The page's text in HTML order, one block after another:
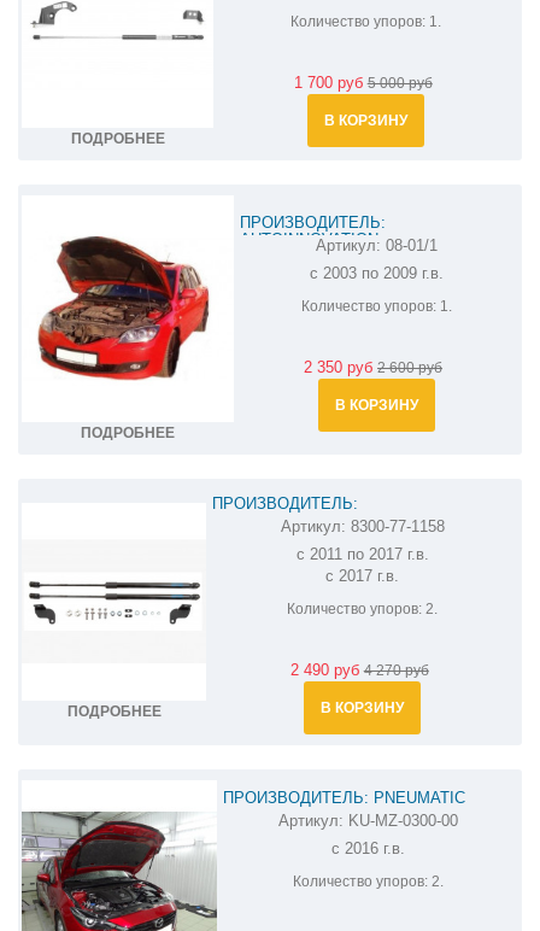
ПОДРОБНЕЕ
Количество упоров: 1.
1 700 руб5 000 руб
В КОРЗИНУ
ПОДРОБНЕЕ
ПРОИЗВОДИТЕЛЬ:
AUTOINNOVATION
АМОРТИЗАТОР (УПОР) КАПОТА НА
Артикул: 08-01/1
с 2003 по 2009 г.в.
Количество упоров:1.
2 350 руб2 600 руб
В КОРЗИНУ
ПОДРОБНЕЕ
ПРОИЗВОДИТЕЛЬ:
АМОРТИЗАТОРЫ (УПОРЫ) КАПОТА НА
MAZDA CX-5 8300-77-1158
Артикул: 8300-77-1158
с 2011 по 2017 г.в.
с 2017 г.в.
Количество упоров: 2.
2 490 руб4 270 руб
В КОРЗИНУ
ПРОИЗВОДИТЕЛЬ: PNEUMATIC
АМОРТИЗАТОР (УПОР) КАПОТА НА
MAZDA 3 KU-MZ-0300-00
Артикул: KU-MZ-0300-00
с 2016 г.в.
Количество упоров:2.